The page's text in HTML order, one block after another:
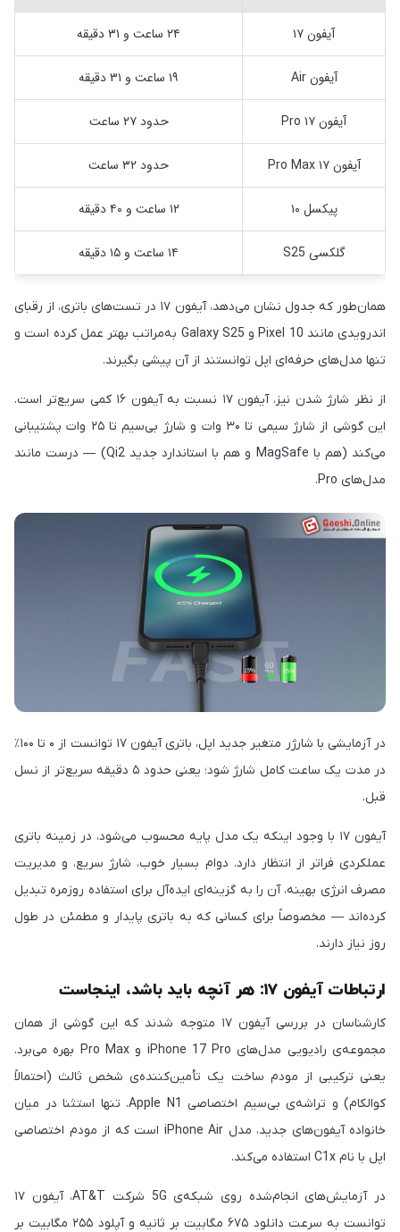
آیفون ۱۷ ۲۴ ساعت و ۳۱ دقیقه
آیفون Air ۱۹ ساعت و ۳۱ دقیقه
آیفون ۱۷ Pro حدود ۲۷ ساعت
آیفون ۱۷ Pro Max حدود ۳۲ ساعت
پیکسل ۱۰ ۱۲ ساعت و ۴۰ دقیقه
گلکسی S25 ۱۴ ساعت و ۱۵ دقیقه
همان‌طور که جدول نشان می‌دهد، آیفون ۱۷ در تست‌های باتری، از رقبای
اندرویدی مانند Pixel 10 و Galaxy S25 به‌مراتب بهتر عمل کرده است و
تنها مدل‌های حرفه‌ای اپل توانستند از آن پیشی بگیرند.
از نظر شارژ شدن نیز، آیفون ۱۷ نسبت به آیفون ۱۶ کمی سریع‌تر است.
این گوشی از شارژ سیمی تا ۳۰ وات و شارژ بی‌سیم تا ۲۵ وات پشتیبانی
می‌کند (هم با MagSafe و هم با استاندارد جدید Qi2) — درست مانند
مدل‌های Pro.
در آزمایشی با شارژر متغیر جدید اپل، باتری آیفون ۱۷ توانست از ۰ تا ۱۰۰٪
در مدت یک ساعت کامل شارژ شود؛ یعنی حدود ۵ دقیقه سریع‌تر از نسل
قبل.
آیفون ۱۷ با وجود اینکه یک مدل پایه محسوب می‌شود، در زمینه باتری
عملکردی فراتر از انتظار دارد. دوام بسیار خوب، شارژ سریع، و مدیریت
مصرف انرژی بهینه، آن را به گزینه‌ای ایده‌آل برای استفاده روزمره تبدیل
کرده‌اند — مخصوصاً برای کسانی که به باتری پایدار و مطمئن در طول
روز نیاز دارند.
ارتباطات آیفون ۱۷: هر آنچه باید باشد، اینجاست
کارشناسان در بررسی آیفون ۱۷ متوجه شدند که این گوشی از همان
مجموعه‌ی رادیویی مدل‌های iPhone 17 Pro و Pro Max بهره می‌برد.
یعنی ترکیبی از مودم ساخت یک تأمین‌کننده‌ی شخص ثالث (احتمالاً
کوالکام) و تراشه‌ی بی‌سیم اختصاصی Apple N1. تنها استثنا در میان
خانواده آیفون‌های جدید، مدل iPhone Air است که از مودم اختصاصی
اپل با نام C1x استفاده می‌کند.
در آزمایش‌های انجام‌شده روی شبکه‌ی 5G شرکت AT&T، آیفون ۱۷
توانست به سرعت دانلود ۶۷۵ مگابیت بر ثانیه و آپلود ۲۵۵ مگابیت بر